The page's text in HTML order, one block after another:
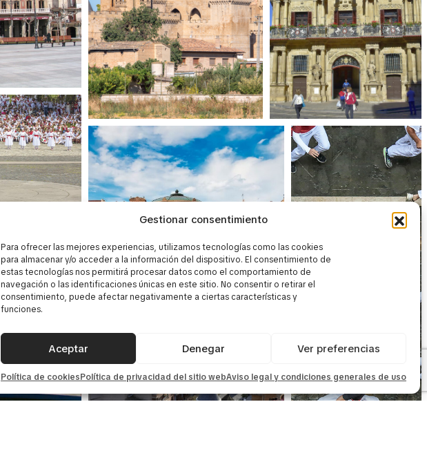
Gestionar consentimiento
Para ofrecer las mejores experiencias, utilizamos tecnologías como las cookies
para almacenar y/o acceder a la información del dispositivo. El consentimiento de
estas tecnologías nos permitirá procesar datos como el comportamiento de
navegación o las identificaciones únicas en este sitio. No consentir o retirar el
consentimiento, puede afectar negativamente a ciertas características y
funciones.
Aceptar Denegar Ver preferencias
Política de cookiesPolítica de privacidad del sitio webAviso legal y condiciones generales de uso